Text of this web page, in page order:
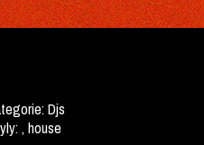
Djs
, house